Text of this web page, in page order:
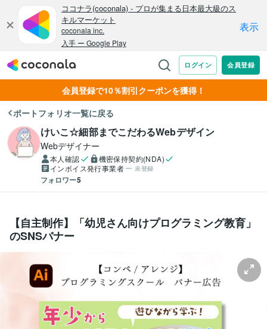
会員登録で10％割引クーポンを獲得！
ポートフォリオ一覧に戻る
けいこ☆細部までこだわるWebデザイン
Webデザイナー
本人確認
機密保持契約(NDA)
インボイス発行事業者
未登録
フォロワー5
【自主制作】「幼児さん向けプログラミング教育」
のSNSバナー